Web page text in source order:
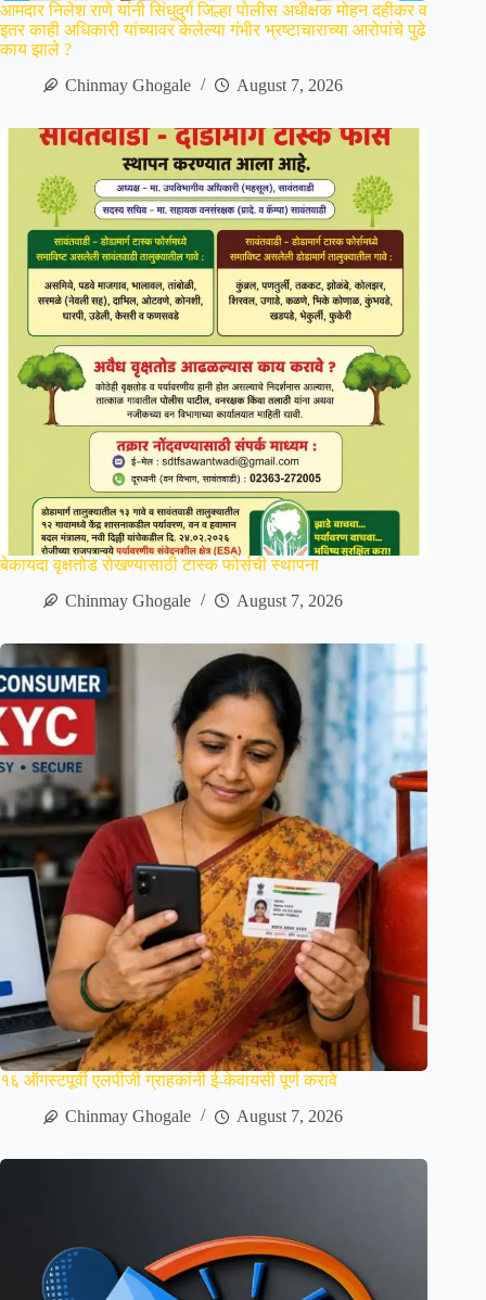
आमदार निलेश राणे यांनी सिंधुदुर्ग जिल्हा पोलीस अधीक्षक मोहन दहीकर व
इतर काही अधिकारी यांच्यावर केलेल्या गंभीर भ्रष्टाचाराच्या आरोपांचे पुढे
काय झाले ?
Chinmay Ghogale
August 7, 2026
बेकायदा वृक्षतोड रोखण्यासाठी टास्क फोर्सची स्थापना
Chinmay Ghogale
August 7, 2026
१६ ऑगस्टपूर्वी एलपीजी ग्राहकांनी ई-केवायसी पूर्ण करावे
Chinmay Ghogale
August 7, 2026